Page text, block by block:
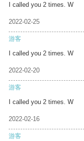
I called you 2 times. W
2022-02-25
游客
I called you 2 times. W
2022-02-20
游客
I called you 2 times. W
2022-02-16
游客